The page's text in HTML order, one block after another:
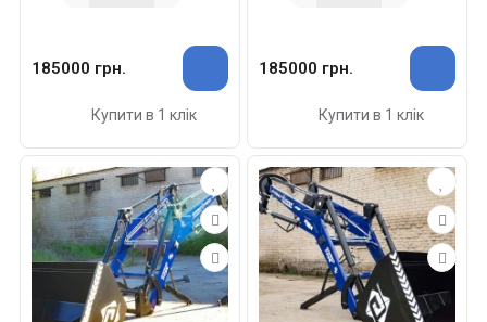
185000 грн.
Купити в 1 клік
185000 грн.
Купити в 1 клік